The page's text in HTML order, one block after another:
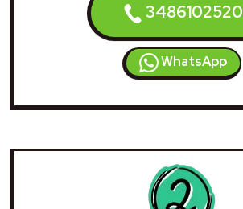
3486102520
WhatsApp